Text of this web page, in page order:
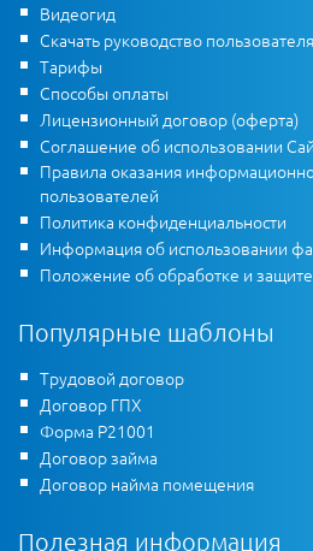
Видеогид
Скачать руководство пользователя
Тарифы
Способы оплаты
Лицензионный договор (оферта)
Соглашение об использовании
Правила оказания
пользователей
Политика конфиденциальности
Информация об использовании
Положение об обработке и
Популярные шаблоны
Трудовой договор
Договор ГПХ
Форма Р21001
Договор займа
Договор найма помещения
Полезная информация